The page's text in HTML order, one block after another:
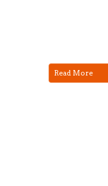
Read More